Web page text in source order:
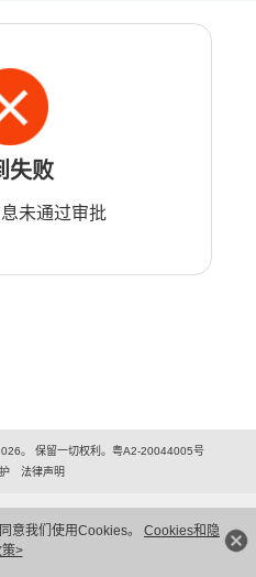
意我们使用Cookies。 Cookies和隐
>
失败
未通过审批
。 保留一切权利。粤A2-20044005号
法律声明